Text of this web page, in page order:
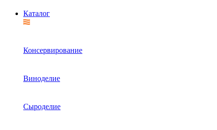
Каталог
Консервирование
Виноделие
Сыроделие